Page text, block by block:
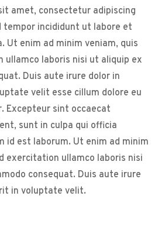
amet, consectetur adipiscing
tempor incididunt ut labore et
Ut enim ad minim veniam, quis
ullamco laboris nisi ut aliquip ex
Duis aute irure dolor in
velit esse cillum dolore eu
Excepteur sint occaecat
sunt in culpa qui officia
id est laborum. Ut enim ad minim
exercitation ullamco laboris nisi
consequat. Duis aute irure
in voluptate velit.